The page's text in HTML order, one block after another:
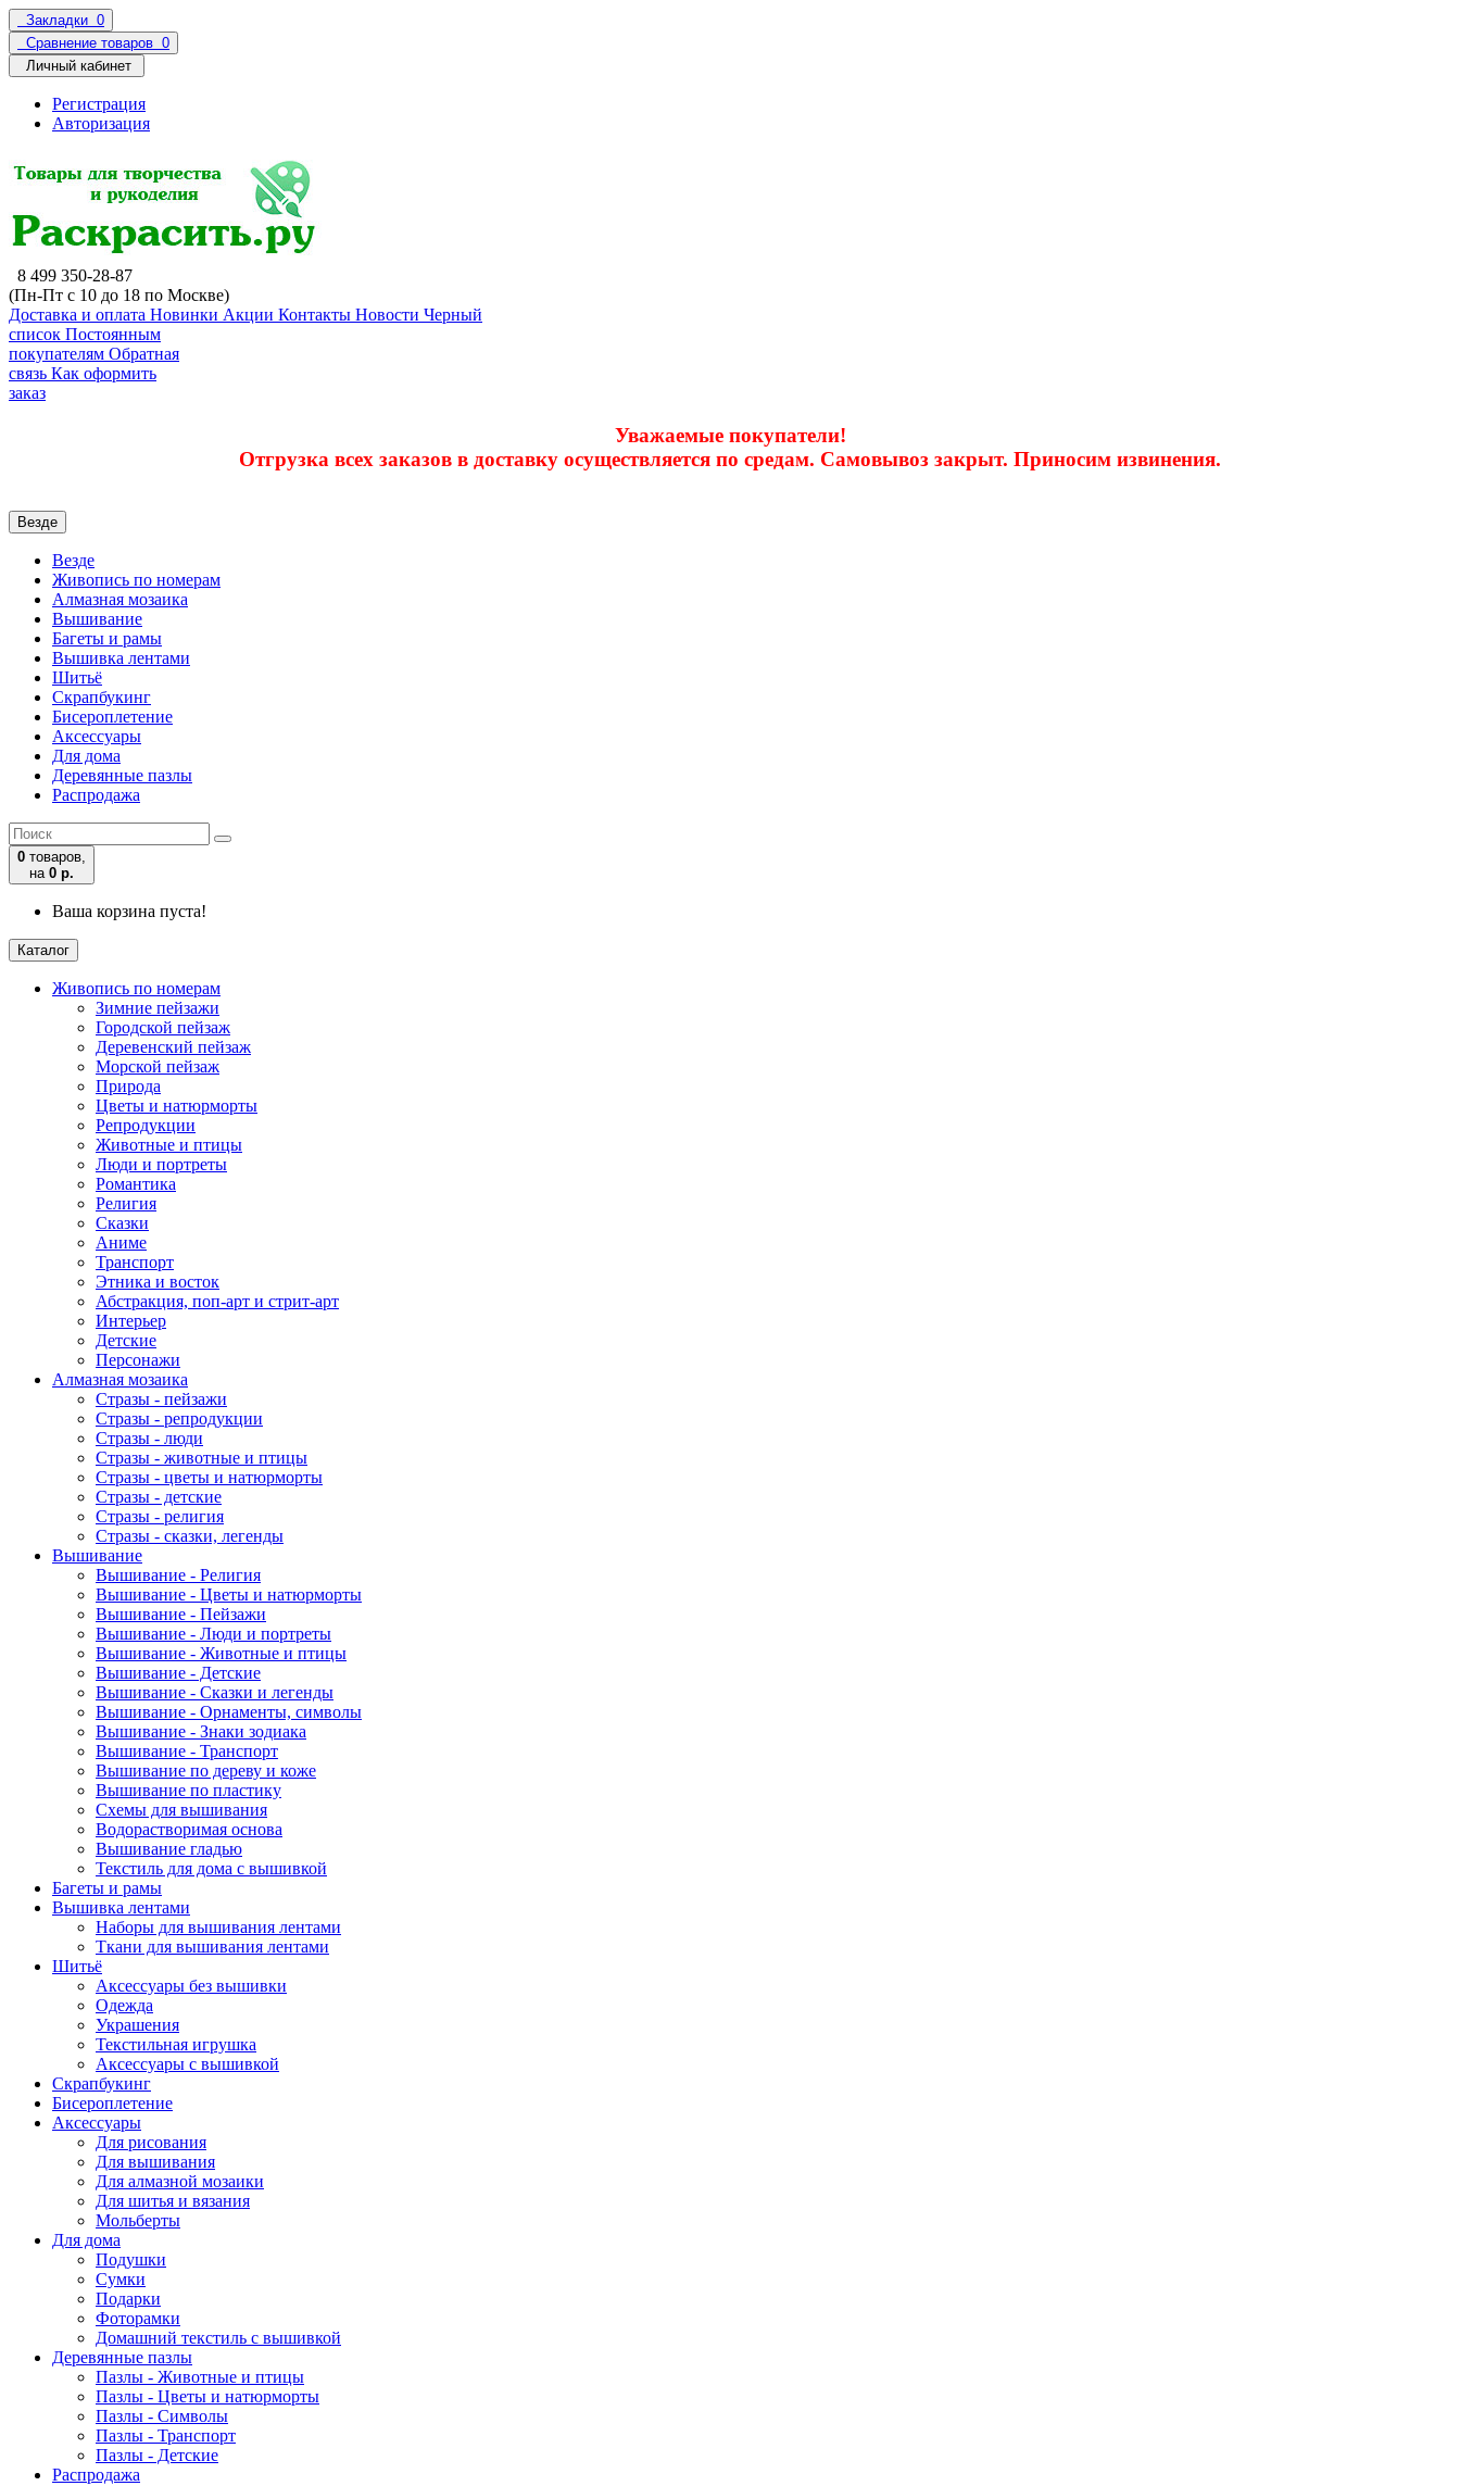
Закладки 0
Сравнение товаров 0
Личный кабинет
Регистрация
Авторизация
8 499 350-28-87
(Пн-Пт с 10 до 18 по Москве)
Доставка и оплата Новинки Акции Контакты Новости Черный
список Постоянным
покупателям Обратная
связь Как оформить
заказ
Уважаемые покупатели!
Отгрузка всех заказов в доставку осуществляется по средам. Самовывоз закрыт. Приносим извинения.
Везде
Везде
Живопись по номерам
Алмазная мозаика
Вышивание
Багеты и рамы
Вышивка лентами
Шитьё
Скрапбукинг
Бисероплетение
Аксессуары
Для дома
Деревянные пазлы
Распродажа
0 товаров,
на 0 р.
Ваша корзина пуста!
Каталог
Живопись по номерам
Зимние пейзажи
Городской пейзаж
Деревенский пейзаж
Морской пейзаж
Природа
Цветы и натюрморты
Репродукции
Животные и птицы
Люди и портреты
Романтика
Религия
Сказки
Аниме
Транспорт
Этника и восток
Абстракция, поп-арт и стрит-арт
Интерьер
Детские
Персонажи
Алмазная мозаика
Стразы - пейзажи
Стразы - репродукции
Стразы - люди
Стразы - животные и птицы
Стразы - цветы и натюрморты
Стразы - детские
Стразы - религия
Стразы - сказки, легенды
Вышивание
Вышивание - Религия
Вышивание - Цветы и натюрморты
Вышивание - Пейзажи
Вышивание - Люди и портреты
Вышивание - Животные и птицы
Вышивание - Детские
Вышивание - Сказки и легенды
Вышивание - Орнаменты, символы
Вышивание - Знаки зодиака
Вышивание - Транспорт
Вышивание по дереву и коже
Вышивание по пластику
Схемы для вышивания
Водорастворимая основа
Вышивание гладью
Текстиль для дома с вышивкой
Багеты и рамы
Вышивка лентами
Наборы для вышивания лентами
Ткани для вышивания лентами
Шитьё
Аксессуары без вышивки
Одежда
Украшения
Текстильная игрушка
Аксессуары с вышивкой
Скрапбукинг
Бисероплетение
Аксессуары
Для рисования
Для вышивания
Для алмазной мозаики
Для шитья и вязания
Мольберты
Для дома
Подушки
Сумки
Подарки
Фоторамки
Домашний текстиль с вышивкой
Деревянные пазлы
Пазлы - Животные и птицы
Пазлы - Цветы и натюрморты
Пазлы - Символы
Пазлы - Транспорт
Пазлы - Детские
Распродажа